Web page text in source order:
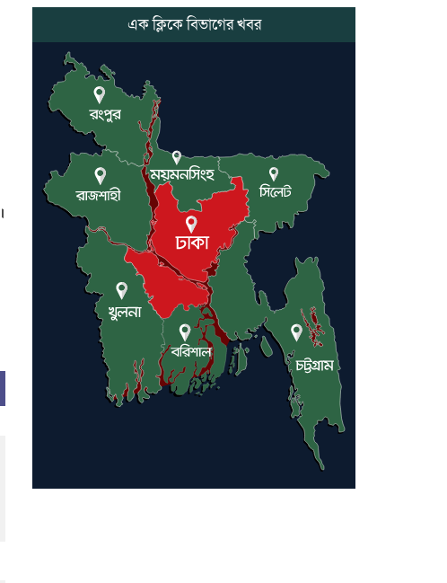
কলেজ বাস্তবায়ন নিয়ে আলোচনা সভা
ফারুক খাঁন, শ্রীমঙ্গলে সংবর্ধনা
কমলগঞ্জে নববিবাহিত স্ত্রীকে তুলে
নেওয়ার অভিযোগ, থানায় মামলা-
অভিযোগ
বন্যাকবলিত কমলগঞ্জে রুহি
ফাউন্ডেশনের ত্রাণ বিতরণ, ১০৫
পরিবারের পাশে লন্ডনপ্রবাসী ড.
হাজ্বী শাহ্ আলম
মৌলভীবাজারে যুক্তরাজ্য প্রবাসী
কাইয়ুম মিয়াকে ধরতে পুলিশের
অভিযান
এক ক্লিকে বিভাগের খবর